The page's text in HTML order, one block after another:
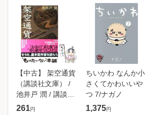
【中古】 架空通貨
（講談社文庫） /
池井戸 潤 / 講談社
[文庫]【メール便送
261円
ちいかわ なんか小
さくてかわいいや
つ 7/ナガノ
1,375円